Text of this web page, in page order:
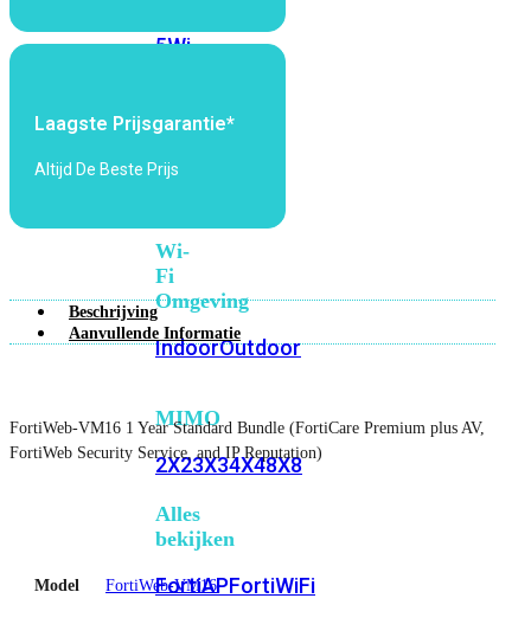
5Wi-
Fi
Fi
Wi-
Fi
Omgeving
IndoorOutdoor
MIMO
2X23X34X48X8
Alles
bekijken
FortiAPFortiWiFi
Laagste Prijsgarantie*
Altijd De Beste Prijs
Beschrijving
Aanvullende Informatie
FortiWeb-VM16 1 Year Standard Bundle (FortiCare Premium plus AV,
FortiWeb Security Service, and IP Reputation)
Model FortiWeb-VM16